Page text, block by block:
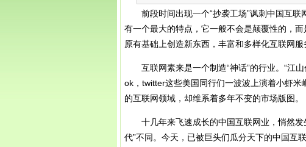
前段时间出现一个“抄袭工场”讽刺中国互联
有一个最大的特点，它一般不会是颠覆性的，
原有基础上创造新东西，丰富和多样化互联网服
互联网素来是一个制造“神话”的行业。“江山
ok，twitter这些美国同行们一波波上演着小虾
的互联网领域，却维系着多年不变的市场版图。
十几年来飞速成长的中国互联网业，悄然发
代”不同。今天，已被巨头们瓜分天下的中国互